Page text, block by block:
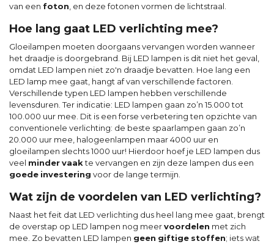
van een foton , en deze fotonen vormen de lichtstraal.
Hoe lang gaat LED verlichting mee?
Gloeilampen moeten doorgaans vervangen worden wanneer
het draadje is doorgebrand. Bij LED lampen is dit niet het geval,
omdat LED lampen niet zo'n draadje bevatten. Hoe lang een
LED lamp mee gaat, hangt af van verschillende factoren.
Verschillende typen LED lampen hebben verschillende
levensduren. Ter indicatie: LED lampen gaan zo’n 15.000 tot
100.000 uur mee. Dit is een forse verbetering ten opzichte van
conventionele verlichting: de beste spaarlampen gaan zo’n
20.000 uur mee, halogeenlampen maar 4000 uur en
gloeilampen slechts 1000 uur! Hierdoor hoef je LED lampen dus
veel mindervaakte vervangen en zijn deze lampen dus een
goede investering voor de lange termijn.
Wat zijn de voordelen van LED verlichting?
Naast het feit dat LED verlichting dus heel lang mee gaat, brengt
de overstap op LED lampen nog meervoordelen met zich
mee. Zo bevatten LED lampen geen giftige stoffen; iets wat